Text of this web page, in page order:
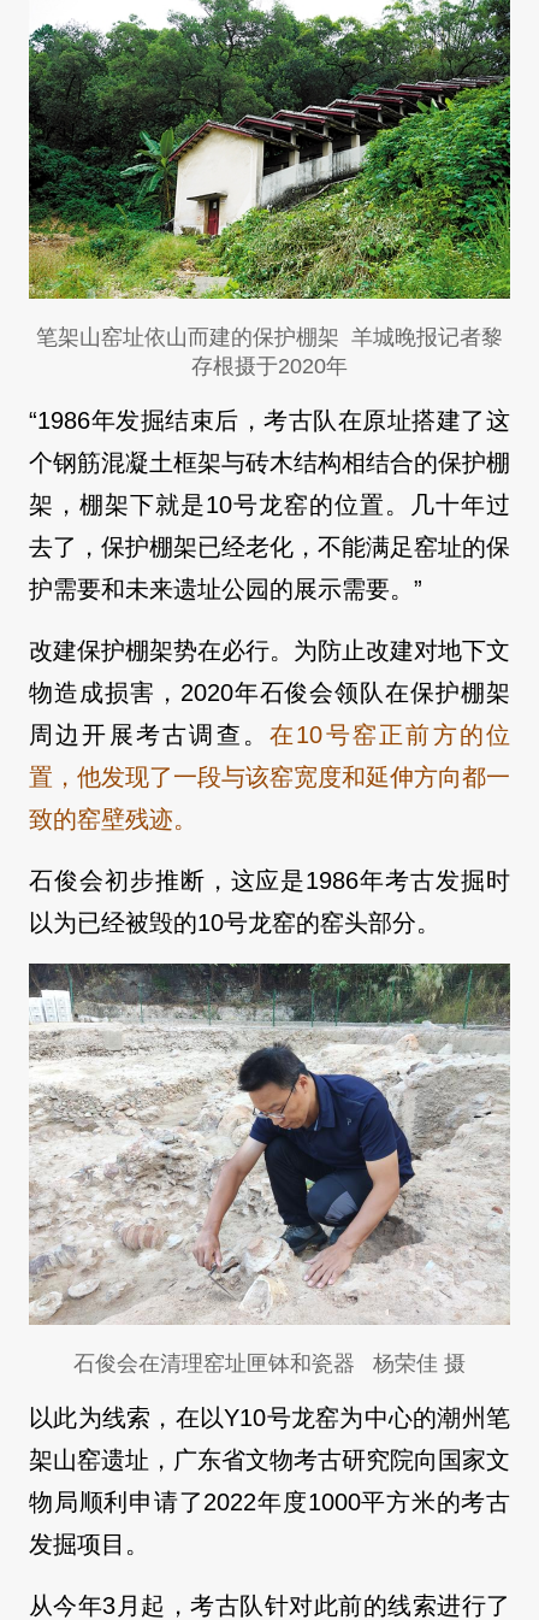
笔架山窑址依山而建的保护棚架 羊城晚报记者黎
存根摄于2020年
“1986年发掘结束后，考古队在原址搭建了这
个钢筋混凝土框架与砖木结构相结合的保护棚
架，棚架下就是10号龙窑的位置。几十年过
去了，保护棚架已经老化，不能满足窑址的保
护需要和未来遗址公园的展示需要。”
改建保护棚架势在必行。为防止改建对地下文
物造成损害，2020年石俊会领队在保护棚架
周边开展考古调查。在10号窑正前方的位
置，他发现了一段与该窑宽度和延伸方向都一
致的窑壁残迹。
石俊会初步推断，这应是1986年考古发掘时
以为已经被毁的10号龙窑的窑头部分。
石俊会在清理窑址匣钵和瓷器 杨荣佳 摄
以此为线索，在以Y10号龙窑为中心的潮州笔
架山窑遗址，广东省文物考古研究院向国家文
物局顺利申请了2022年度1000平方米的考古
发掘项目。
从今年3月起，考古队针对此前的线索进行了